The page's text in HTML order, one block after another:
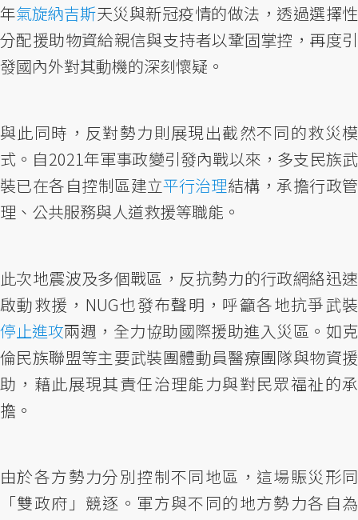
年氣旋納吉斯天災與新冠疫情的做法，透過選擇性
分配援助物資給親信與支持者以鞏固掌控，再度引
發國內外對其動機的深刻懷疑。
與此同時，反對勢力則展現出截然不同的救災模
式。自2021年軍事政變引發內戰以來，多支民族武
裝已在各自控制區建立平行治理結構，承擔行政管
理、公共服務與人道救援等職能。
此次地震波及多個戰區，反抗勢力的行政網絡迅速
啟動救援，NUG也發布聲明，呼籲各地抗爭武裝
停止進攻兩週，全力協助國際援助進入災區。如克
倫民族聯盟等主要武裝團體動員醫療團隊與物資援
助，藉此展現其責任治理能力與對民眾福祉的承
擔。
由於各方勢力分別控制不同地區，這場賑災形同
「雙政府」競逐。軍方與不同的地方勢力各自為